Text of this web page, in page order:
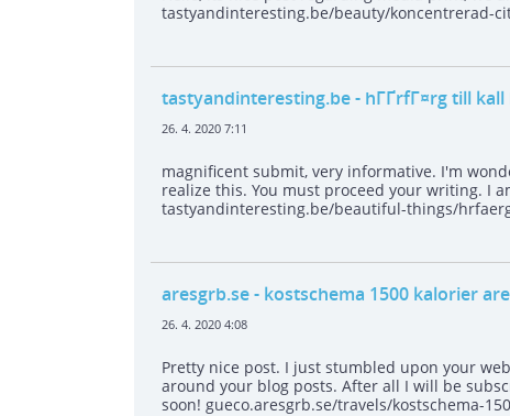
tastyandinteresting.be/beauty/koncentrerad-
tastyandinteresting.be- hГҐrfГ¤rg till
26. 4. 2020 7:11
magnificent submit, very informative. I'm
realize this. You must proceed your writing. I
tastyandinteresting.be/beautiful-things/
aresgrb.se- kostschema 1500 kalorier
26. 4. 2020 4:08
Pretty nice post. I just stumbled upon your
around your blog posts. After all I will be
soon! gueco.aresgrb.se/travels/kostschema-